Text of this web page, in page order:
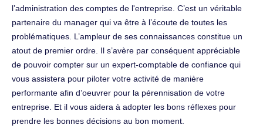
l’administration des comptes de l'entreprise. C’est un véritable
partenaire du manager qui va être à l’écoute de toutes les
problématiques. L’ampleur de ses connaissances constitue un
atout de premier ordre. Il s’avère par conséquent appréciable
de pouvoir compter sur un expert-comptable de confiance qui
vous assistera pour piloter votre activité de manière
performante afin d’oeuvrer pour la pérennisation de votre
entreprise. Et il vous aidera à adopter les bons réflexes pour
prendre les bonnes décisions au bon moment.